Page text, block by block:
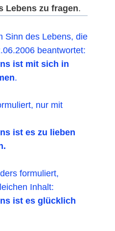
Lebens zu fragen.
Sinn des Lebens, die
beantwortet:
ist mit sich in
.
nur mit
ist es zu lieben
formuliert,
Inhalt:
ist es glücklich